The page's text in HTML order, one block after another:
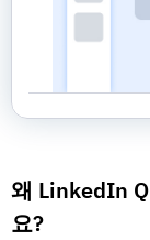
왜 LinkedIn
요?